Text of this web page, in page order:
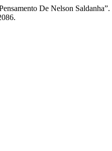
De Nelson Saldanha”.